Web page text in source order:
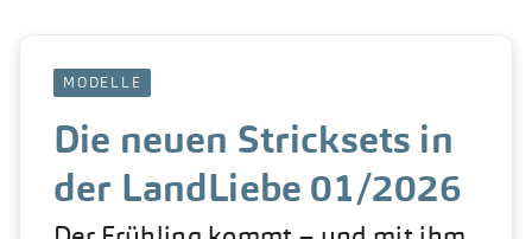
MODELLE
Die neuen Stricksets in
der LandLiebe 01/2026